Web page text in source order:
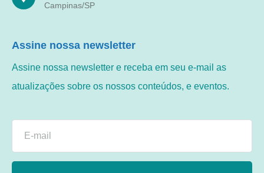
Campinas/SP
Assine nossa newsletter
Assine nossa newsletter e receba em seu e-mail as
atualizações sobre os nossos conteúdos, e eventos.